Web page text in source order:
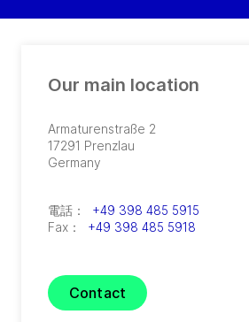
Our main location
Armaturenstraße 2
17291 Prenzlau
Germany
電話：
+49 398 485 5915
Fax：
+49 398 485 5918
Contact